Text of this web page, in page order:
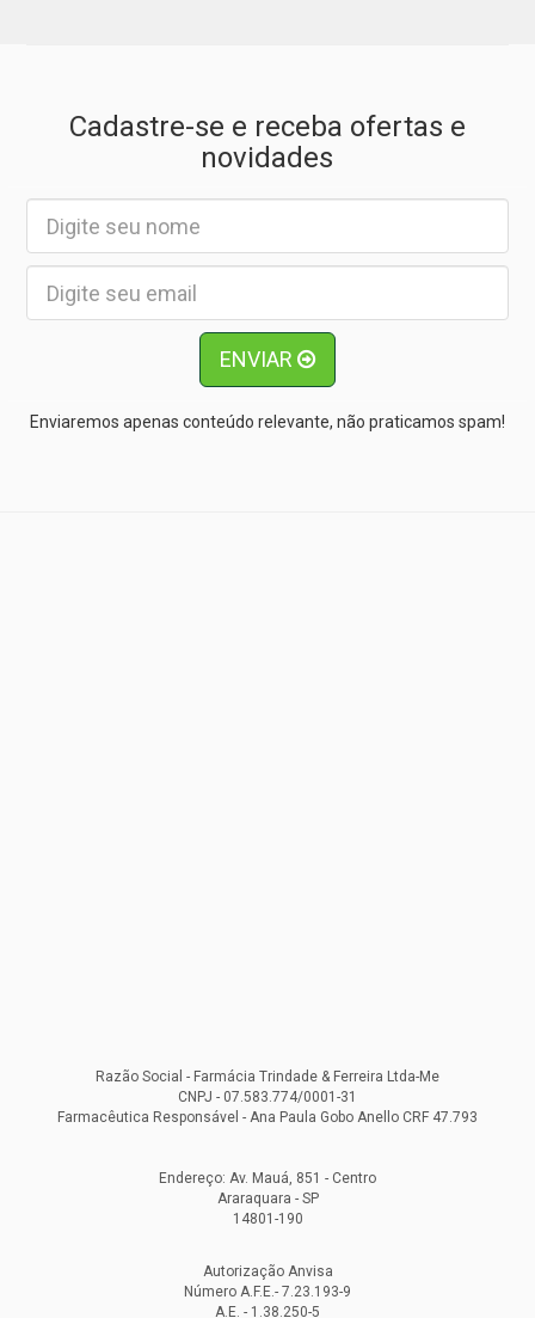
Cadastre-se e receba ofertas e
novidades
ENVIAR
Enviaremos apenas conteúdo relevante, não praticamos spam!
Razão Social - Farmácia Trindade & Ferreira Ltda-Me
CNPJ - 07.583.774/0001-31
Farmacêutica Responsável - Ana Paula Gobo Anello CRF 47.793
Endereço: Av. Mauá, 851 - Centro
Araraquara - SP
14801-190
Autorização Anvisa
Número A.F.E.- 7.23.193-9
A.E. - 1.38.250-5